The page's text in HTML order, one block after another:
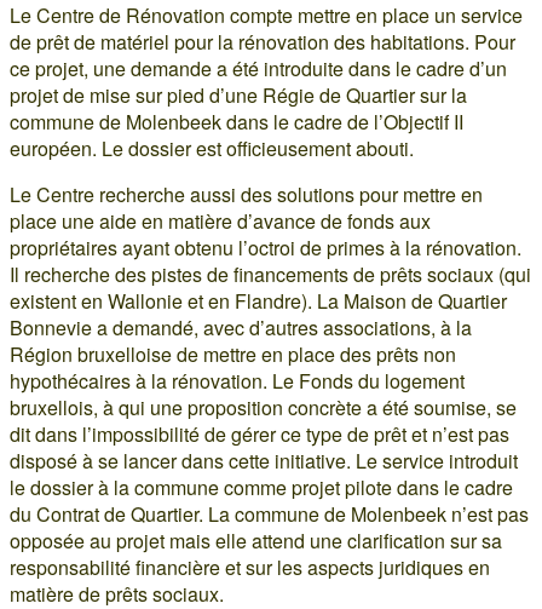
Le Centre de Rénovation compte mettre en place un service
de prêt de matériel pour la rénovation des habitations. Pour
ce projet, une demande a été introduite dans le cadre d’un
projet de mise sur pied d’une Régie de Quartier sur la
commune de Molenbeek dans le cadre de l’Objectif II
européen. Le dossier est officieusement abouti.
Le Centre recherche aussi des solutions pour mettre en
place une aide en matière d’avance de fonds aux
propriétaires ayant obtenu l’octroi de primes à la rénovation.
Il recherche des pistes de financements de prêts sociaux (qui
existent en Wallonie et en Flandre). La Maison de Quartier
Bonnevie a demandé, avec d’autres associations, à la
Région bruxelloise de mettre en place des prêts non
hypothécaires à la rénovation. Le Fonds du logement
bruxellois, à qui une proposition concrète a été soumise, se
dit dans l’impossibilité de gérer ce type de prêt et n’est pas
disposé à se lancer dans cette initiative. Le service introduit
le dossier à la commune comme projet pilote dans le cadre
du Contrat de Quartier. La commune de Molenbeek n’est pas
opposée au projet mais elle attend une clarification sur sa
responsabilité financière et sur les aspects juridiques en
matière de prêts sociaux.